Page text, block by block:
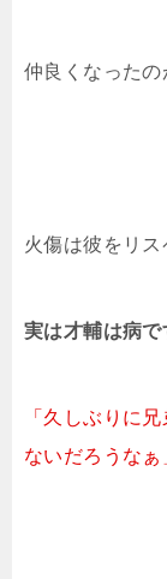
仲良くなったの
火傷は彼をリス
実は才輔は病で
「久しぶりに
ないだろうなぁ